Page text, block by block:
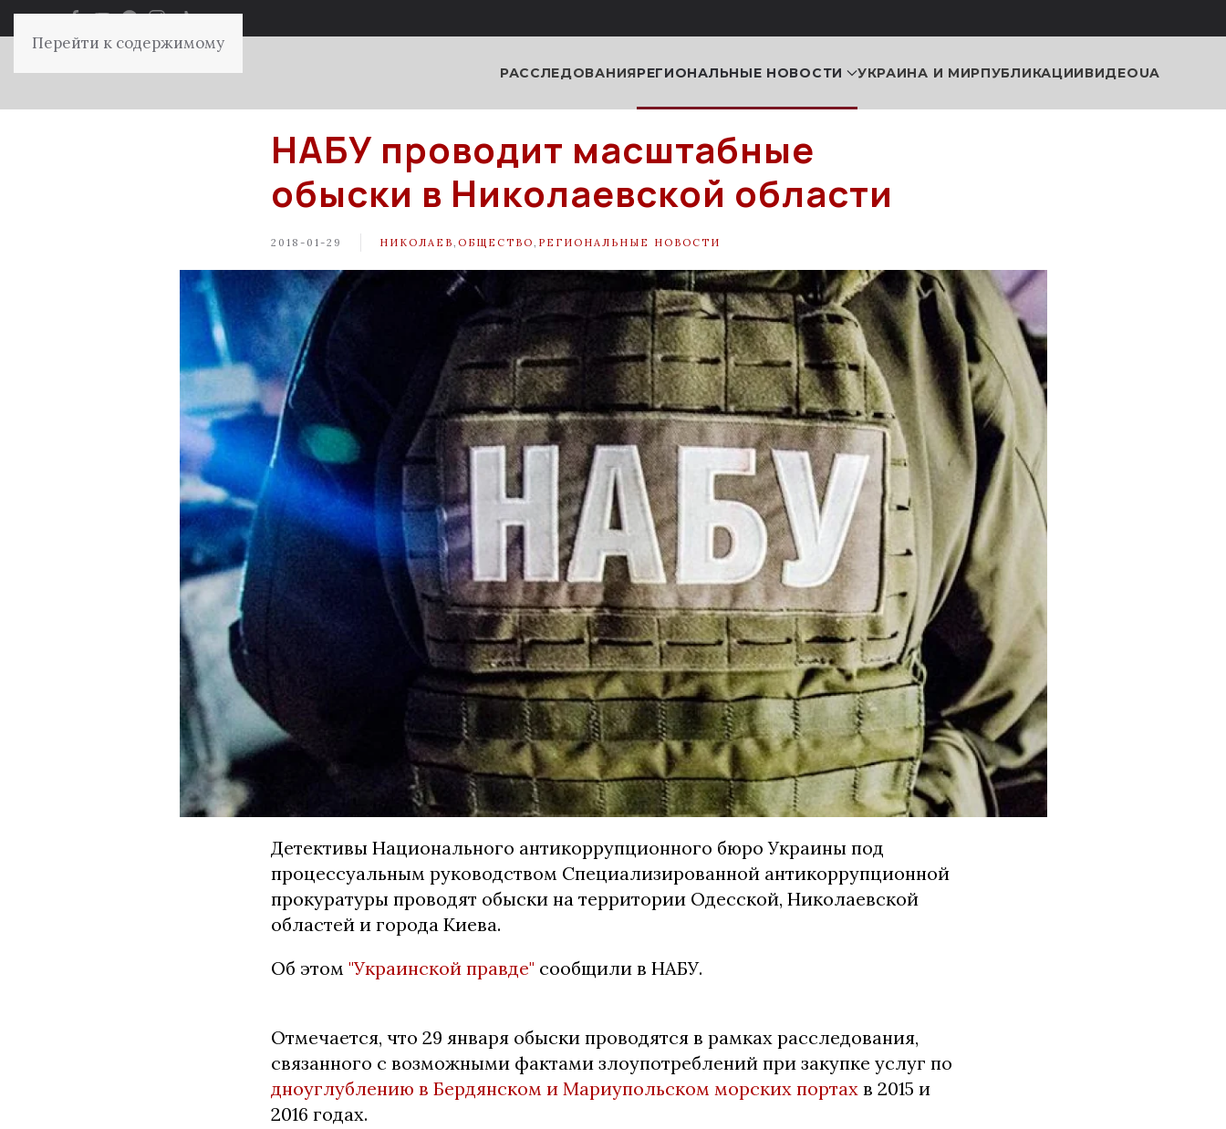
Перейти к содержимому
РАССЛЕДОВАНИЯРЕГИОНАЛЬНЫЕ НОВОСТИ УКРАИНА И МИРПУБЛИКАЦИИВИДЕОUA
НАБУ проводит масштабные
обыски в Николаевской области
2018-01-29 НИКОЛАЕВ ОБЩЕСТВО РЕГИОНАЛЬНЫЕ НОВОСТИ
Детективы Национального антикоррупционного бюро Украины под
процессуальным руководством Специализированной антикоррупционной
прокуратуры проводят обыски на территории Одесской, Николаевской
областей и города Киева.
Об этом "Украинской правде" сообщили в НАБУ.
Отмечается, что 29 января обыски проводятся в рамках расследования,
связанного с возможными фактами злоупотреблений при закупке услуг по
дноуглублению в Бердянском и Мариупольском морских портах в 2015 и
2016 годах.